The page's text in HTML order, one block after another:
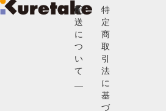
配
送
に
つ
い
て
特
定
商
取
引
法
に
基
づ